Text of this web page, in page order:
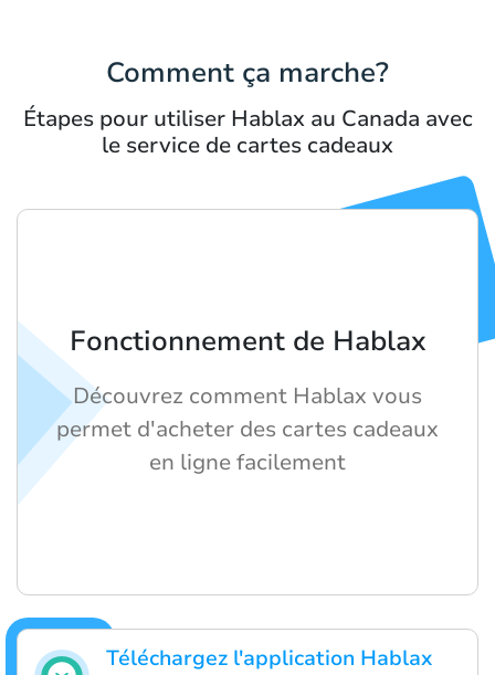
Comment ça marche?
Étapes pour utiliser Hablax au Canada avec
le service de cartes cadeaux
Téléchargez l'application Hablax
Fonctionnement de Hablax
Découvrez comment Hablax vous
permet d'acheter des cartes cadeaux
en ligne facilement